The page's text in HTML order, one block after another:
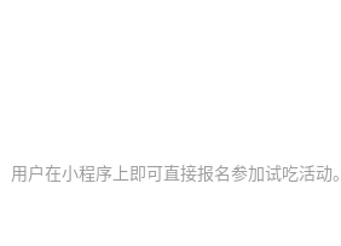
户在小程序上即可直接报名参加试吃活动。